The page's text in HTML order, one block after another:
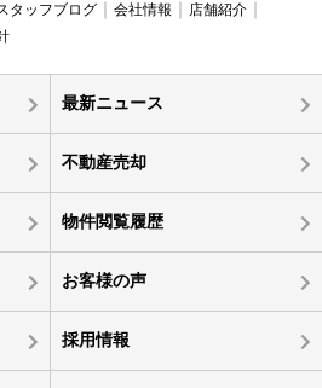
タッフブログ 会社情報
店舗紹介
最新ニュース
不動産売却
物件閲覧履歴
お客様の声
採用情報